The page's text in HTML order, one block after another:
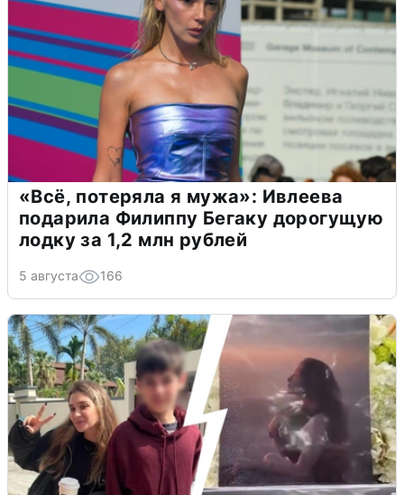
«Всё, потеряла я мужа»: Ивлеева
подарила Филиппу Бегаку дорогущую
лодку за 1,2 млн рублей
5 августа 166